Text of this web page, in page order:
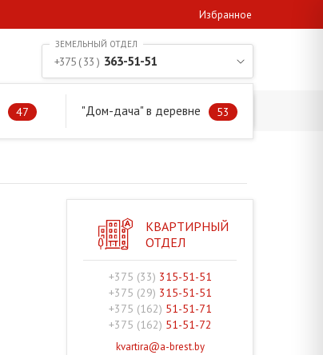
Избранное
47 "Дом-дача" в деревне 53
+375 ( 33 ) 363-51-51
КВАРТИРНЫЙ
ОТДЕЛ
+375 (33) 315-51-51
+375 (29) 315-51-51
+375 (162) 51-51-71
+375 (162) 51-51-72
kvartira@a-brest.by